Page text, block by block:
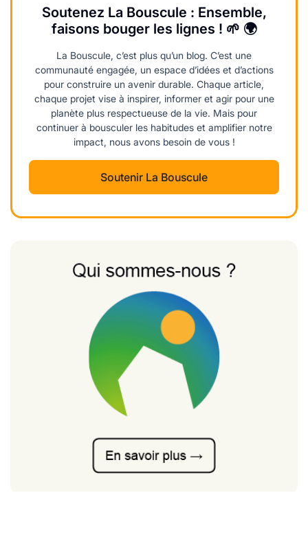
Soutenez La Bouscule : Ensemble,
faisons bouger les lignes ! 🌱 🌍
La Bouscule, c’est plus qu’un blog. C’est une
communauté engagée, un espace d’idées et d’actions
pour construire un avenir durable. Chaque article,
chaque projet vise à inspirer, informer et agir pour une
planète plus respectueuse de la vie. Mais pour
continuer à bousculer les habitudes et amplifier notre
impact, nous avons besoin de vous !
Soutenir La Bouscule